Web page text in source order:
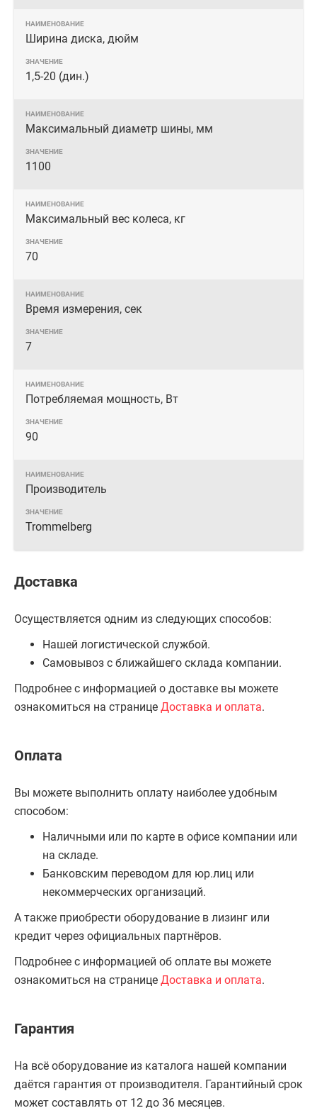
Ширина диска, дюйм
1,5-20 (дин.)
Максимальный диаметр шины, мм
1100
Максимальный вес колеса, кг
70
Время измерения, сек
7
Потребляемая мощность, Вт
90
Производитель
Trommelberg
Доставка
Осуществляется одним из следующих способов:
Нашей логистической службой.
Самовывоз с ближайшего склада компании.
Подробнее с информацией о доставке вы можете
ознакомиться на странице Доставка и оплата.
Оплата
Вы можете выполнить оплату наиболее удобным
способом:
Наличными или по карте в офисе компании или
на складе.
Банковским переводом для юр.лиц или
некоммерческих организаций.
А также приобрести оборудование в лизинг или
кредит через официальных партнёров.
Подробнее с информацией об оплате вы можете
ознакомиться на странице Доставка и оплата.
Гарантия
На всё оборудование из каталога нашей компании
даётся гарантия от производителя. Гарантийный срок
может составлять от 12 до 36 месяцев.